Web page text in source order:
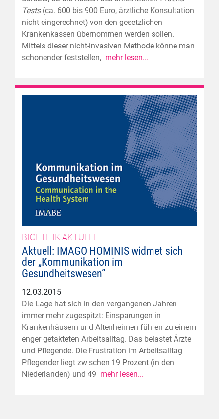
Tests(ca. 600 bis 900 Euro, ärztliche Konsultation
nicht eingerechnet) von den gesetzlichen
Krankenkassen übernommen werden sollen.
Mittels dieser nicht-invasiven Methode könne man
schonender feststellen, mehr lesen...
BIOETHIK AKTUELL
Aktuell: IMAGO HOMINIS widmet sich
der „Kommunikation im
Gesundheitswesen“
12.03.2015
Die Lage hat sich in den vergangenen Jahren
immer mehr zugespitzt: Einsparungen in
Krankenhäusern und Altenheimen führen zu einem
enger getakteten Arbeitsalltag. Das belastet Ärzte
und Pflegende. Die Frustration im Arbeitsalltag
Pflegender liegt zwischen 19 Prozent (in den
Niederlanden) und 49 mehr lesen...